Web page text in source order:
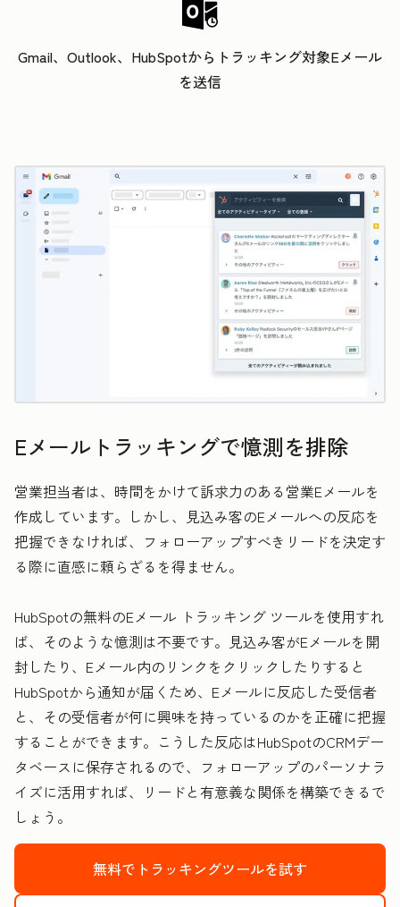
Gmail、Outlook、HubSpotからトラッキング対象Eメール
を送信
Eメールトラッキングで憶測を排除
営業担当者は、時間をかけて訴求力のある営業Eメールを
作成しています。しかし、見込み客のEメールへの反応を
把握できなければ、フォローアップすべきリードを決定す
る際に直感に頼らざるを得ません。
HubSpotの無料のEメール トラッキング ツールを使用すれ
ば、そのような憶測は不要です。見込み客がEメールを開
封したり、Eメール内のリンクをクリックしたりすると
HubSpotから通知が届くため、Eメールに反応した受信者
と、その受信者が何に興味を持っているのかを正確に把握
することができます。こうした反応はHubSpotのCRMデー
タベースに保存されるので、フォローアップのパーソナラ
イズに活用すれば、リードと有意義な関係を構築できるで
しょう。
無料でトラッキングツールを試す